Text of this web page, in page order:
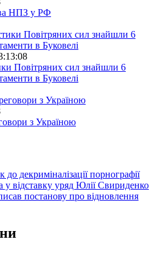
НПЗ у РФ
Повітряних сил знайшли 6
в Буковелі
з Україною
декриміналізації порнографії
у відставку уряд Юлії Свириденко
постанову про відновлення